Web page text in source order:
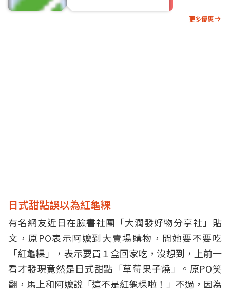
更多優惠
日式甜點誤以為紅龜粿
有名網友近日在臉書社團「大潤發好物分享社」貼
文，原PO表示阿嬤到大賣場購物，問她要不要吃
「紅龜粿」，表示要買１盒回家吃，沒想到，上前一
看才發現竟然是日式甜點「草莓果子燒」。原PO笑
翻，馬上和阿嬤說「這不是紅龜粿啦！」不過，因為